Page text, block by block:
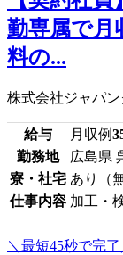
勤専属で月
料の...
株式会社ジャパン
給与 月収例
勤務地
広島県
寮・社宅 あり（
仕事内容 加工・
＼最短45秒で完了